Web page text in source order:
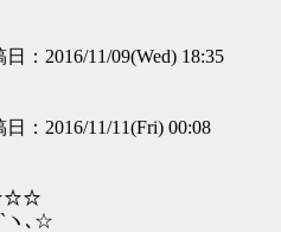
日：2016/11/09(Wed) 18:35
日：2016/11/11(Fri) 00:08
､☆